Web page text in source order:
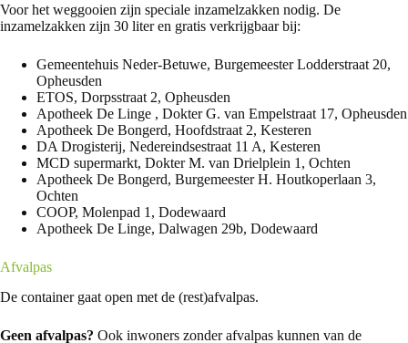
Voor het weggooien zijn speciale inzamelzakken nodig. De
inzamelzakken zijn 30 liter en gratis verkrijgbaar bij:
Gemeentehuis Neder-Betuwe, Burgemeester Lodderstraat 20,
Opheusden
ETOS, Dorpsstraat 2, Opheusden
Apotheek De Linge , Dokter G. van Empelstraat 17, Opheusden
Apotheek De Bongerd, Hoofdstraat 2, Kesteren
DA Drogisterij, Nedereindsestraat 11 A, Kesteren
MCD supermarkt, Dokter M. van Drielplein 1, Ochten
Apotheek De Bongerd, Burgemeester H. Houtkoperlaan 3,
Ochten
COOP, Molenpad 1, Dodewaard
Apotheek De Linge, Dalwagen 29b, Dodewaard
Afvalpas
De container gaat open met de (rest)afvalpas.
Geen afvalpas? Ook inwoners zonder afvalpas kunnen van de